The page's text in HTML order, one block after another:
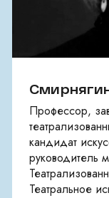
Профессор,
кандидат
руководитель
Театральное